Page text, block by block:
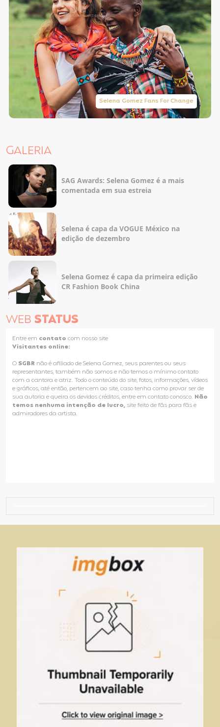
Selena Gomez Fans For Change
GALERIA
SAG Awards: Selena Gomez é a mais
comentada em sua estreia
Selena é capa da VOGUE México na
edição de dezembro
Selena Gomez é capa da primeira edição
CR Fashion Book China
WEB STATUS
Entre em contato com nosso site
Visitantes online:
O SGBR não é afiliado de Selena Gomez, seus parentes ou seus
representantes, também não somos e não temos o mínimo contato
com a cantora e atriz. Todo o conteúdo do site, fotos, informações, vídeos
e gráficos, até então, pertencem ao site, caso tenha como provar ser de
sua autoria e queira os devidos créditos, entre em contato conosco. Não
temos nenhuma intenção de lucro, site feito de fãs para fãs e
admiradores da artista.